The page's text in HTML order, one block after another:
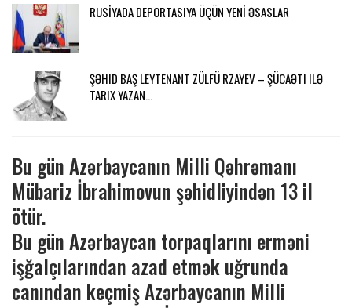
RUSİYADA DEPORTASIYA ÜÇÜN YENİ ƏSASLAR
ŞƏHID BAŞ LEYTENANT ZÜLFÜ RZAYEV – ŞÜCAƏTI ILƏ
TARIX YAZAN…
Bu gün Azərbaycanın Milli Qəhrəmanı
Mübariz İbrahimovun şəhidliyindən 13 il
ötür.
Bu gün Azərbaycan torpaqlarını erməni
işğalçılarından azad etmək uğrunda
canından keçmiş Azərbaycanın Milli